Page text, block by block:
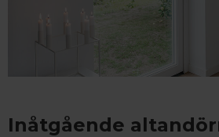
Inåtgående